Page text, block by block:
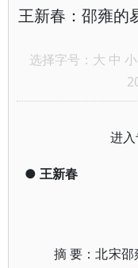
王新春：邵雍的
选择字号： 大 中 小
进
● 王新春
摘 要：北宋